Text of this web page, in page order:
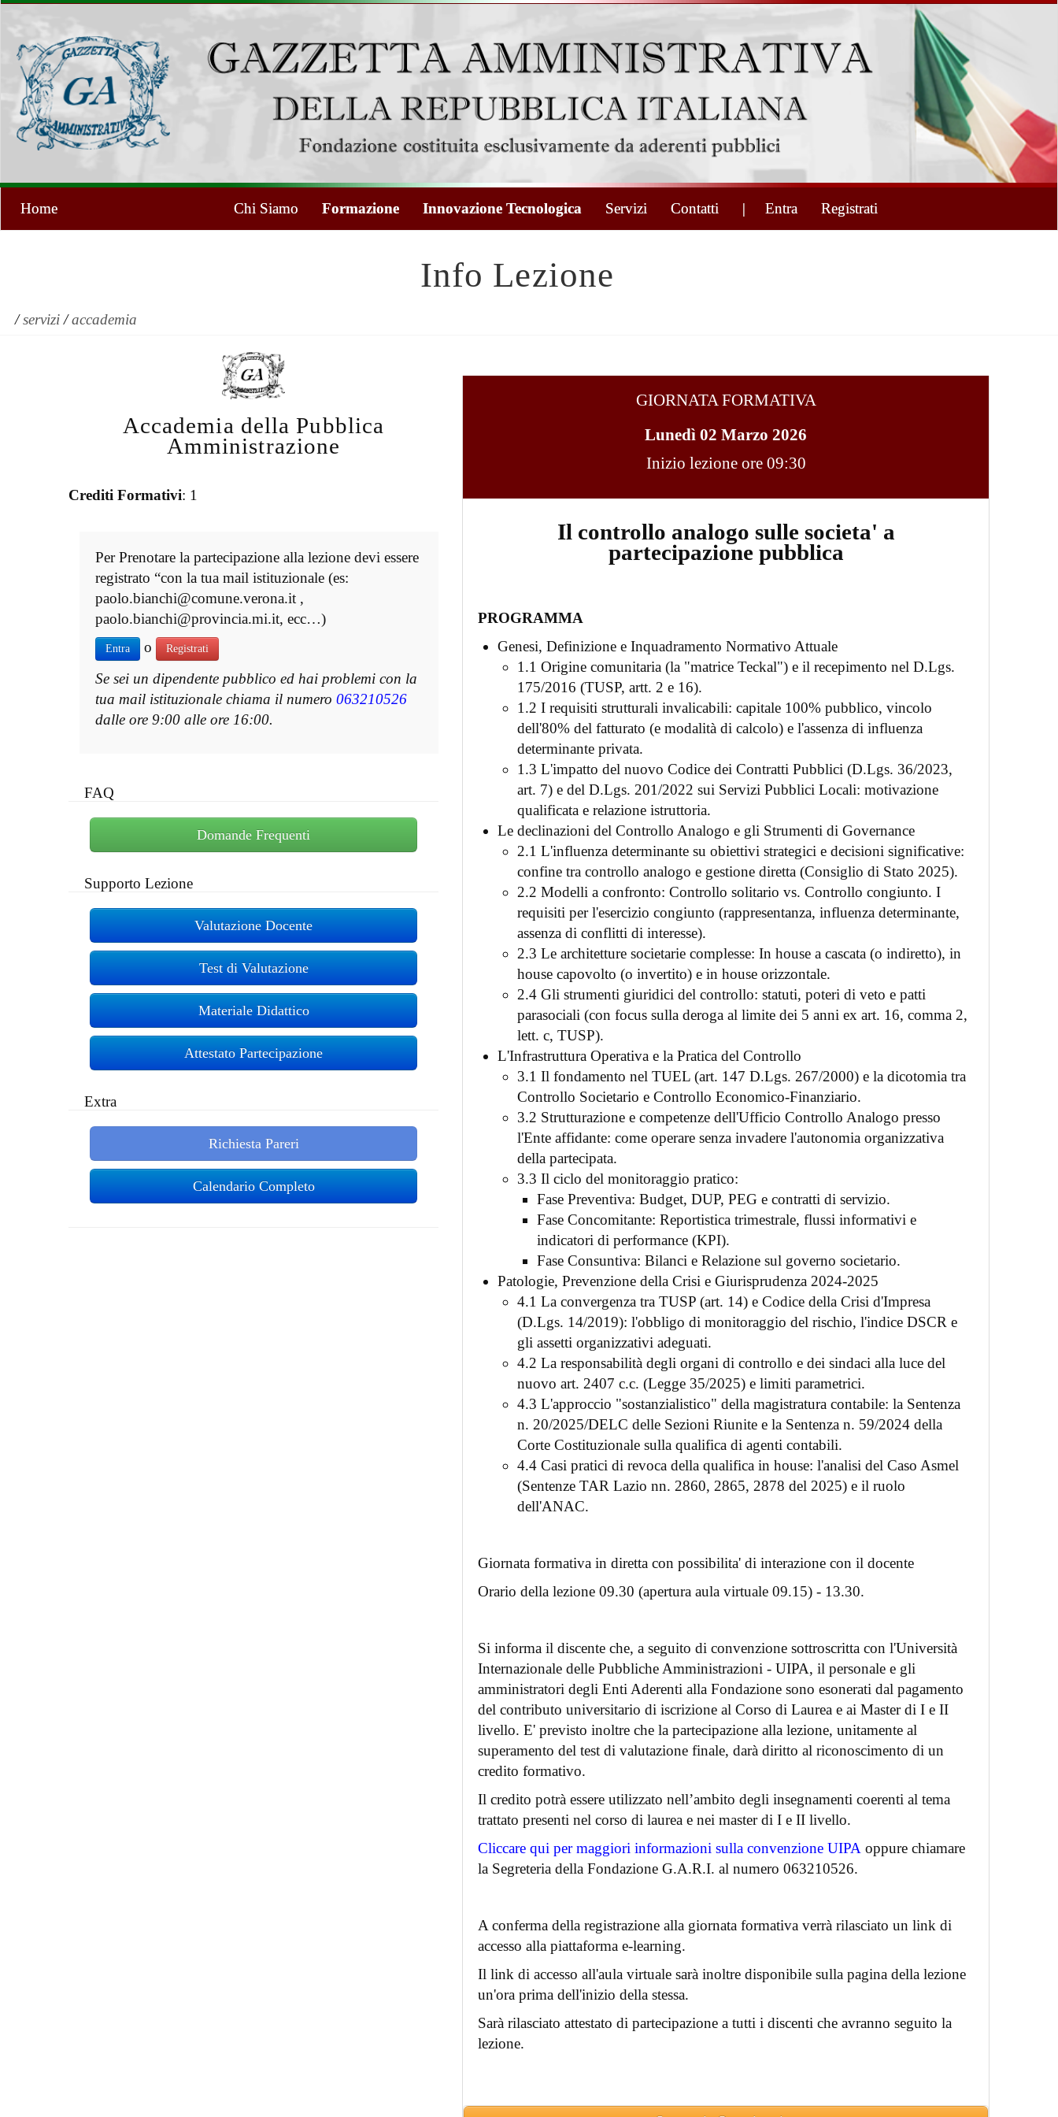
Home Chi Siamo Formazione Innovazione Tecnologica Servizi Contatti | Entra Registrati
Info Lezione
/servizi/accademia
Accademia della Pubblica
Amministrazione
Crediti Formativi: 1
Per Prenotare la partecipazione alla lezione devi essere
registrato “con la tua mail istituzionale (es:
paolo.bianchi@comune.verona.it ,
paolo.bianchi@provincia.mi.it, ecc…)
Entra o Registrati
Se sei un dipendente pubblico ed hai problemi con la
tua mail istituzionale chiama il numero 063210526
dalle ore 9:00 alle ore 16:00.
FAQ
Domande Frequenti
Supporto Lezione
Valutazione Docente
Test di Valutazione
Materiale Didattico
Attestato Partecipazione
Extra
Richiesta Pareri
Calendario Completo
GIORNATA FORMATIVA
Lunedì 02 Marzo 2026
Inizio lezione ore 09:30
Il controllo analogo sulle societa' a
partecipazione pubblica
PROGRAMMA
Genesi, Definizione e Inquadramento Normativo Attuale
1.1 Origine comunitaria (la "matrice Teckal") e il recepimento nel D.Lgs.
175/2016 (TUSP, artt. 2 e 16).
1.2 I requisiti strutturali invalicabili: capitale 100% pubblico, vincolo
dell'80% del fatturato (e modalità di calcolo) e l'assenza di influenza
determinante privata.
1.3 L'impatto del nuovo Codice dei Contratti Pubblici (D.Lgs. 36/2023,
art. 7) e del D.Lgs. 201/2022 sui Servizi Pubblici Locali: motivazione
qualificata e relazione istruttoria.
Le declinazioni del Controllo Analogo e gli Strumenti di Governance
2.1 L'influenza determinante su obiettivi strategici e decisioni significative:
confine tra controllo analogo e gestione diretta (Consiglio di Stato 2025).
2.2 Modelli a confronto: Controllo solitario vs. Controllo congiunto. I
requisiti per l'esercizio congiunto (rappresentanza, influenza determinante,
assenza di conflitti di interesse).
2.3 Le architetture societarie complesse: In house a cascata (o indiretto), in
house capovolto (o invertito) e in house orizzontale.
2.4 Gli strumenti giuridici del controllo: statuti, poteri di veto e patti
parasociali (con focus sulla deroga al limite dei 5 anni ex art. 16, comma 2,
lett. c, TUSP).
L'Infrastruttura Operativa e la Pratica del Controllo
3.1 Il fondamento nel TUEL (art. 147 D.Lgs. 267/2000) e la dicotomia tra
Controllo Societario e Controllo Economico-Finanziario.
3.2 Strutturazione e competenze dell'Ufficio Controllo Analogo presso
l'Ente affidante: come operare senza invadere l'autonomia organizzativa
della partecipata.
3.3 Il ciclo del monitoraggio pratico:
Fase Preventiva: Budget, DUP, PEG e contratti di servizio.
Fase Concomitante: Reportistica trimestrale, flussi informativi e
indicatori di performance (KPI).
Fase Consuntiva: Bilanci e Relazione sul governo societario.
Patologie, Prevenzione della Crisi e Giurisprudenza 2024-2025
4.1 La convergenza tra TUSP (art. 14) e Codice della Crisi d'Impresa
(D.Lgs. 14/2019): l'obbligo di monitoraggio del rischio, l'indice DSCR e
gli assetti organizzativi adeguati.
4.2 La responsabilità degli organi di controllo e dei sindaci alla luce del
nuovo art. 2407 c.c. (Legge 35/2025) e limiti parametrici.
4.3 L'approccio "sostanzialistico" della magistratura contabile: la Sentenza
n. 20/2025/DELC delle Sezioni Riunite e la Sentenza n. 59/2024 della
Corte Costituzionale sulla qualifica di agenti contabili.
4.4 Casi pratici di revoca della qualifica in house: l'analisi del Caso Asmel
(Sentenze TAR Lazio nn. 2860, 2865, 2878 del 2025) e il ruolo
dell'ANAC.
Giornata formativa in diretta con possibilita' di interazione con il docente
Orario della lezione 09.30 (apertura aula virtuale 09.15) - 13.30.
Si informa il discente che, a seguito di convenzione sottroscritta con l'Università
Internazionale delle Pubbliche Amministrazioni - UIPA, il personale e gli
amministratori degli Enti Aderenti alla Fondazione sono esonerati dal pagamento
del contributo universitario di iscrizione al Corso di Laurea e ai Master di I e II
livello. E' previsto inoltre che la partecipazione alla lezione, unitamente al
superamento del test di valutazione finale, darà diritto al riconoscimento di un
credito formativo.
Il credito potrà essere utilizzato nell’ambito degli insegnamenti coerenti al tema
trattato presenti nel corso di laurea e nei master di I e II livello.
Cliccare qui per maggiori informazioni sulla convenzione UIPA oppure chiamare
la Segreteria della Fondazione G.A.R.I. al numero 063210526.
A conferma della registrazione alla giornata formativa verrà rilasciato un link di
accesso alla piattaforma e-learning.
Il link di accesso all'aula virtuale sarà inoltre disponibile sulla pagina della lezione
un'ora prima dell'inizio della stessa.
Sarà rilasciato attestato di partecipazione a tutti i discenti che avranno seguito la
lezione.